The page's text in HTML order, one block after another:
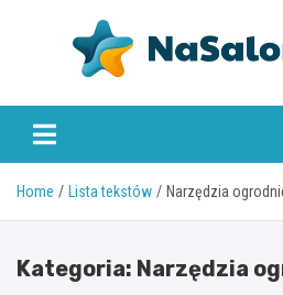
Home Lista tekstów Narzędzia
Kategoria: Narzędzia